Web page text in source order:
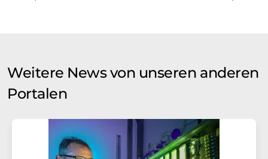
Weitere News von unseren anderen
Portalen